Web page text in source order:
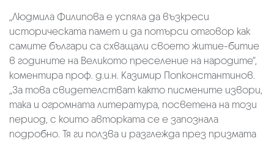
„Людмила Филипова е успяла да възкреси
историческата памет и да потърси отговор как
самите българи са схващали своето житие-битие
в годините на Великото преселение на народите“,
коментира проф. д.и.н. Казимир Попконстантинов.
„За това свидетелстват както писмените извори,
така и огромната литература, посветена на този
период, с които авторката се е запознала
подробно. Тя ги ползва и разглежда през призмата